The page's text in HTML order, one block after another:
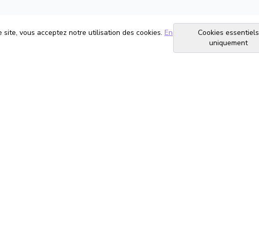
vous acceptez notre utilisation des cookies. En
Cookies essentiels
uniquement